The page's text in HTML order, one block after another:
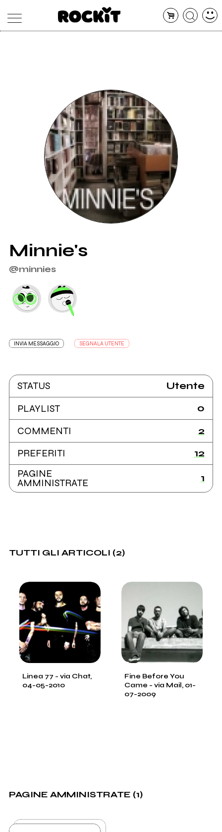
ARTISTI
CONCERTI
RADIO
Minnie's
@minnies
INVIA MESSAGGIO SEGNALA UTENTE
STATUS
Utente
PLAYLIST
0
COMMENTI
2
PREFERITI
12
PAGINE
AMMINISTRATE
1
TUTTI GLI ARTICOLI (2)
Linea 77 - via Chat,
04-05-2010
Fine Before You
Came - via Mail, 01-
07-2009
PAGINE AMMINISTRATE (1)